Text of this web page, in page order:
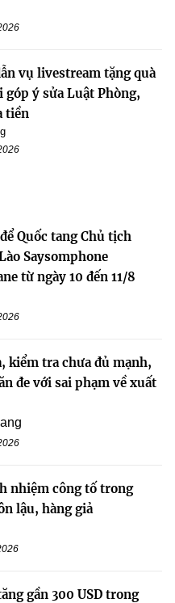
vụ livestream tặng quà
ý sửa Luật Phòng,
tiền
Quốc tang Chủ tịch
Saysomphone
từ ngày 10 đến 11/8
kiểm tra chưa đủ mạnh,
đe với sai phạm về xuất
nhiệm công tố trong
lậu, hàng giả
gần 300 USD trong